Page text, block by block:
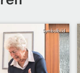
Symbolbild